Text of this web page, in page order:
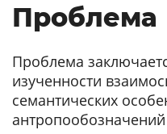
Проблема
Проблема
изученности
семантических